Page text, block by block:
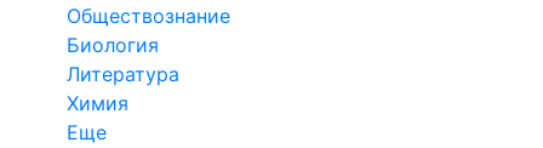
Обществознание
Биология
Литература
Химия
Еще